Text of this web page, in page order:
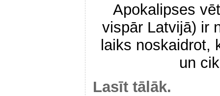
Apokalipses
vispār Latvijā) ir
laiks noskaidrot,
un
Lasīt tālāk.